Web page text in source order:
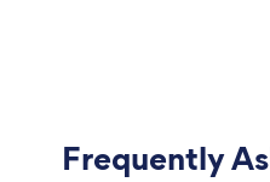
Frequently